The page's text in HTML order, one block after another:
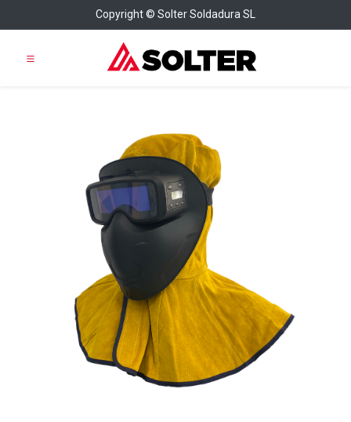
Copyright © Solter Soldadura SL